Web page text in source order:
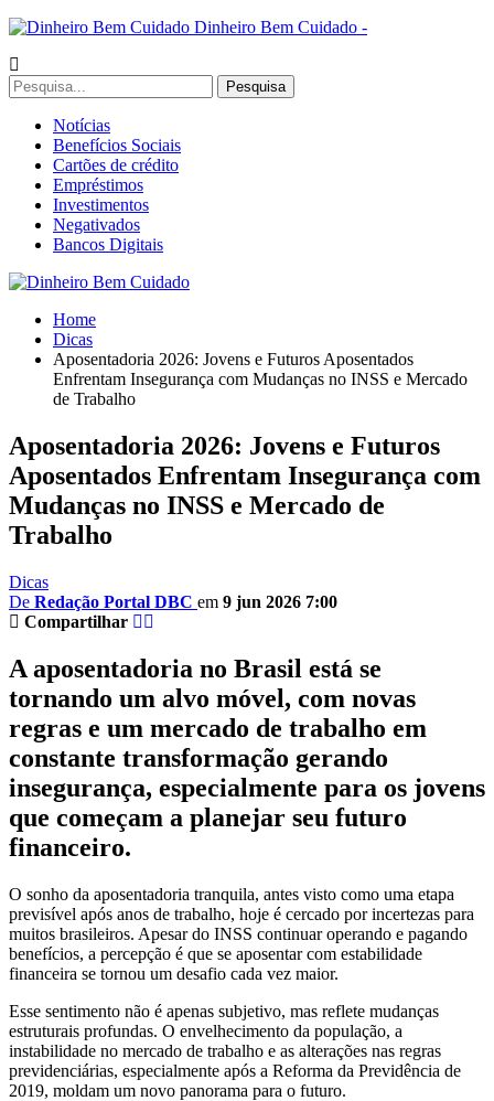
Dinheiro Bem Cuidado -
Notícias
Benefícios Sociais
Cartões de crédito
Empréstimos
Investimentos
Negativados
Bancos Digitais
Home
Dicas
Aposentadoria 2026: Jovens e Futuros Aposentados
Enfrentam Insegurança com Mudanças no INSS e Mercado
de Trabalho
Aposentadoria 2026: Jovens e Futuros
Aposentados Enfrentam Insegurança com
Mudanças no INSS e Mercado de
Trabalho
Dicas
De Redação Portal DBC em 9 jun 2026 7:00
Compartilhar
A aposentadoria no Brasil está se
tornando um alvo móvel, com novas
regras e um mercado de trabalho em
constante transformação gerando
insegurança, especialmente para os jovens
que começam a planejar seu futuro
financeiro.
O sonho da aposentadoria tranquila, antes visto como uma etapa
previsível após anos de trabalho, hoje é cercado por incertezas para
muitos brasileiros. Apesar do INSS continuar operando e pagando
benefícios, a percepção é que se aposentar com estabilidade
financeira se tornou um desafio cada vez maior.
Esse sentimento não é apenas subjetivo, mas reflete mudanças
estruturais profundas. O envelhecimento da população, a
instabilidade no mercado de trabalho e as alterações nas regras
previdenciárias, especialmente após a Reforma da Previdência de
2019, moldam um novo panorama para o futuro.